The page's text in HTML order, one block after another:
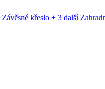
Závěsné křeslo + 3 další